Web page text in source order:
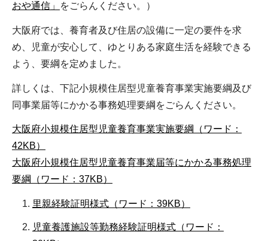
おや通信」
をごらんください。）
大阪府では、養育者及び住居の設備に一定の要件を求
め、児童が安心して、ゆとりある家庭生活を経験できる
よう、要綱を定めました。
詳しくは、下記小規模住居型児童養育事業実施要綱及び
同事業届等にかかる事務処理要綱をごらんください。
大阪府小規模住居型児童養育事業実施要綱（ワード：
42KB）
大阪府小規模住居型児童養育事業届等にかかる事務処理
要綱（ワード：37KB）
里親経験証明様式（ワード：39KB）
児童養護施設等勤務経験証明様式（ワード：